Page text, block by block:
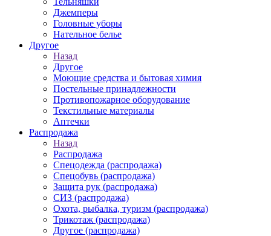
Джемперы
Головные уборы
Нательное белье
Другое
Назад
Другое
Моющие средства и бытовая химия
Постельные принадлежности
Противопожарное оборудование
Текстильные материалы
Аптечки
Распродажа
Назад
Распродажа
Спецодежда (распродажа)
Спецобувь (распродажа)
Защита рук (распродажа)
СИЗ (распродажа)
Охота, рыбалка, туризм (распродажа)
Трикотаж (распродажа)
Другое (распродажа)